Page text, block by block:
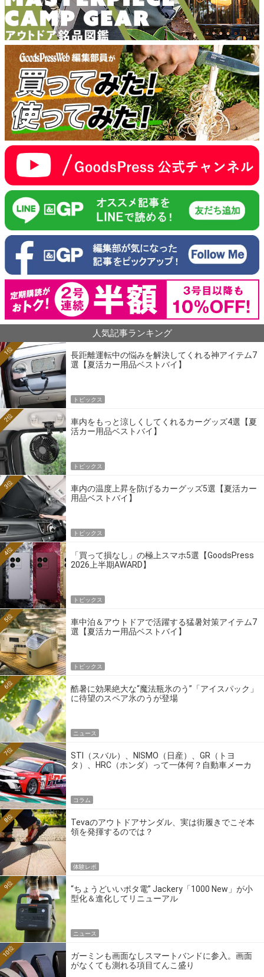
人気記事ランキング
長距離運転中の悩みを解決してくれる神アイテム7
選【夏活カー用品ベストバイ】
1位
トピックス
車内をもっと涼しくしてくれるカーグッズ4選【夏
活カー用品ベストバイ】
2位
トピックス
車内の温度上昇を防げるカーグッズ5選【夏活カー
用品ベストバイ】
3位
トピックス
「買って損なし」の極上スマホ5選【GoodsPress
2026上半期AWARD】
4位
トピックス
車中泊＆アウトドアで活躍する猛暑対策アイテム7
選【夏活カー用品ベストバイ】
5位
トピックス
酷暑に効果絶大な“魔法瓶氷のう”「アイスパック」
に待望のスペア氷のうが登場
6位
ニュース
STI（スバル）、NISMO（日産）、GR（トヨ
タ）、HRC（ホンダ）って一体何？自動車メーカ
7位
コラム
Tevaのアウトドアサンダル、実は街履きでこそ本
領を発揮するのでは？
8位
体験レポ
“ちょうどいいポタ電” Jackery「1000 New」が小
型化＆進化してリニューアル
9位
ニュース
ガーミンも画面なしスマートバンドに参入。画面
がなくても測れる項目てんこ盛り
10位